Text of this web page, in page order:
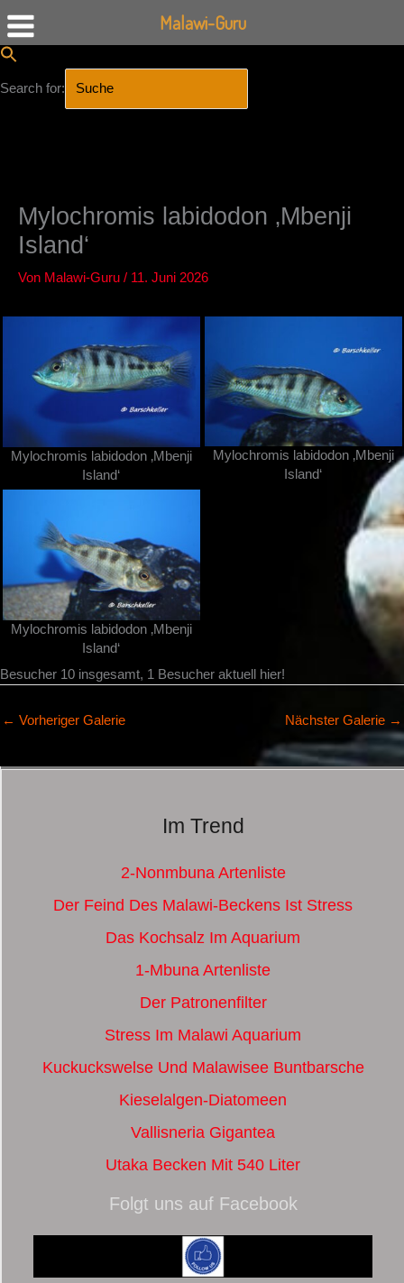
Search for:
Mylochromis labidodon ‚Mbenji
Island‘
Von Malawi-Guru / 11. Juni 2026
Mylochromis labidodon ‚Mbenji
Island‘
Mylochromis labidodon ‚Mbenji
Island‘
Mylochromis labidodon ‚Mbenji
Island‘
Besucher 10 insgesamt, 1 Besucher aktuell hier!
← Vorheriger Galerie Nächster Galerie →
Im Trend
2-Nonmbuna Artenliste
Der Feind Des Malawi-Beckens Ist Stress
Das Kochsalz Im Aquarium
1-Mbuna Artenliste
Der Patronenfilter
Stress Im Malawi Aquarium
Kuckuckswelse Und Malawisee Buntbarsche
Kieselalgen-Diatomeen
Vallisneria Gigantea
Utaka Becken Mit 540 Liter
Folgt uns auf Facebook
Malawi-Guru